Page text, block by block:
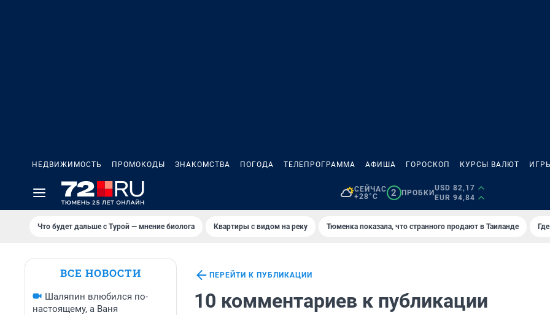
НЕДВИЖИМОСТЬ ПРОМОКОДЫ ЗНАКОМСТВА ПОГОДА ТЕЛЕПРОГРАММА АФИША ГОРОСКОП КУРСЫ ВАЛЮТ ИГРЫ
СЕЙЧАС
+28°C
2 ПРОБКИ
USD 82,17
EUR 94,84
Что будет дальше с Турой — мнение биолога Квартиры с видом на реку Тюменка показала, что странного продают в Таиланде
ВСЕ НОВОСТИ
Шаляпин влюбился по-
настоящему, а Ваня
ПЕРЕЙТИ К ПУБЛИКАЦИИ
10 комментариев к публикации